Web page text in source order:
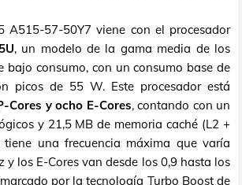
A515-57-50Y7 viene con el procesador
, un modelo de la gama media de los
bajo consumo, con un consumo base de
picos de 55 W. Este procesador está
Cores y ocho E-Cores, contando con un
y 21,5 MB de memoria caché (L2 +
tiene una frecuencia máxima que varía
y los E-Cores van desde los 0,9 hasta los
por la tecnología Turbo Boost de